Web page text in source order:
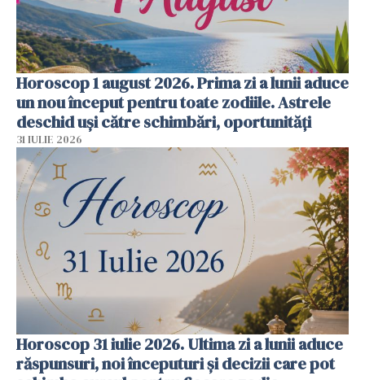
Horoscop 1 august 2026. Prima zi a lunii aduce
un nou început pentru toate zodiile. Astrele
deschid uși către schimbări, oportunități
31 IULIE 2026
Horoscop 31 iulie 2026. Ultima zi a lunii aduce
răspunsuri, noi începuturi și decizii care pot